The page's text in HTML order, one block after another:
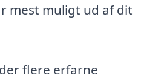
mest muligt ud af dit
flere erfarne